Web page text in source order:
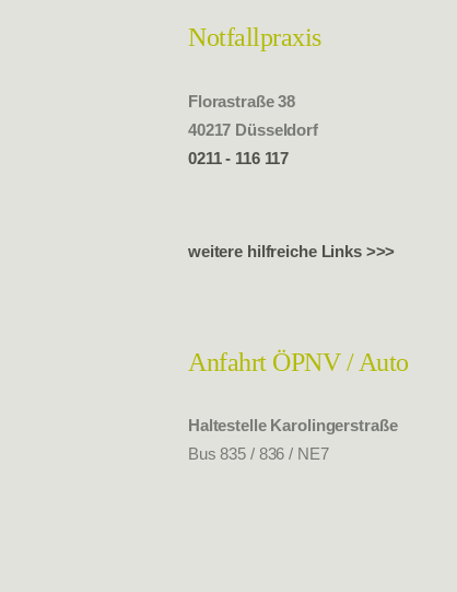
Notfallpraxis
Florastraße 38
40217 Düsseldorf
0211 - 116 117
weitere hilfreiche Links >>>
Anfahrt ÖPNV / Auto
Haltestelle Karolingerstraße
Bus 835 / 836 / NE7